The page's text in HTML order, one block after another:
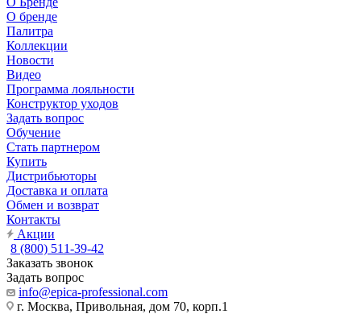
О бренде
Палитра
Коллекции
Новости
Видео
Программа лояльности
Конструктор уходов
Задать вопрос
Обучение
Стать партнером
Купить
Дистрибьюторы
Доставка и оплата
Обмен и возврат
Контакты
Акции
8 (800) 511-39-42
Заказать звонок
Задать вопрос
info@epica-professional.com
г. Москва, Привольная, дом 70, корп.1